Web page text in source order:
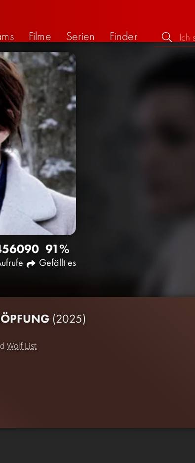
Filme Serien Finder
90 91%
Gefällt es
(2025)
Wolf List